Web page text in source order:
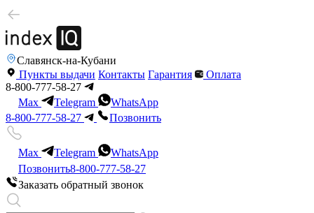
Славянск-на-Кубани
Пункты выдачи Контакты Гарантия
Оплата
8-800-777-58-27
Max
Telegram
WhatsApp
8-800-777-58-27
Позвонить
Max Telegram
WhatsApp
Позвонить8-800-777-58-27
Заказать обратный звонок